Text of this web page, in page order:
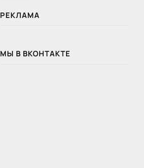
РЕКЛАМА
МЫ В ВКОНТАКТЕ